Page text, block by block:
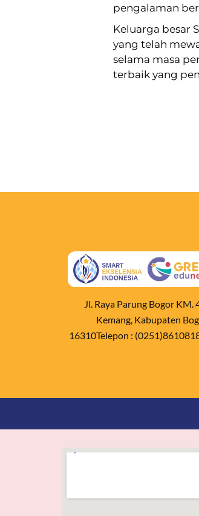
pengalaman
Keluarga besar
yang telah
selama masa
terbaik yang
Jl. Raya Parung Bogor KM.
Kemang, Kabupaten
16310Telepon :